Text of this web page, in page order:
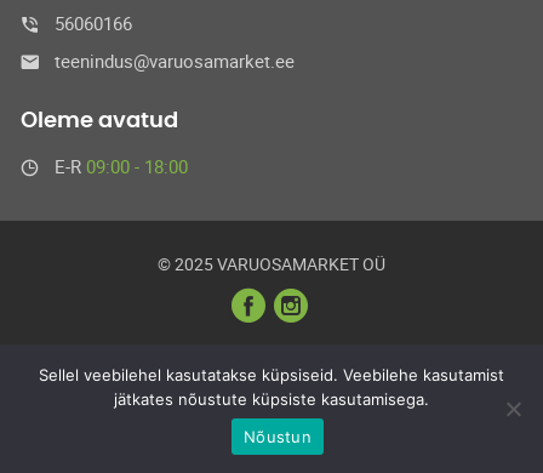
56060166
teenindus@varuosamarket.ee
Oleme avatud
E-R 09:00 - 18:00
© 2025 VARUOSAMARKET OÜ
Sellel veebilehel kasutatakse küpsiseid. Veebilehe kasutamist
jätkates nõustute küpsiste kasutamisega.
Nõustun